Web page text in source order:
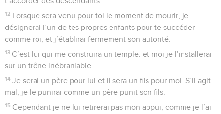
12 Lorsque sera venu pour toi le moment de mourir, je
désignerai l’un de tes propres enfants pour te succéder
comme roi, et j’établirai fermement son autorité.
13 C’est lui qui me construira un temple, et moi je l’installerai
sur un trône inébranlable.
14 Je serai un père pour lui et il sera un fils pour moi. S’il agit
mal, je le punirai comme un père punit son fils.
15 Cependant je ne lui retirerai pas mon appui, comme je l’ai